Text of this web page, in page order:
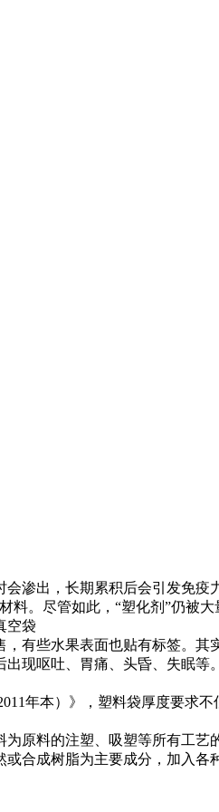
渗出，长期累积后会引发免
。尽管如此，“塑化剂”仍被大
有些水果表面也贴有标签。
现呕吐、胃痛、头昏、失眠等
年本）》，塑料袋厚度要求
原料的注塑、吸塑等所有工艺
合成树脂为主要成分，加入各